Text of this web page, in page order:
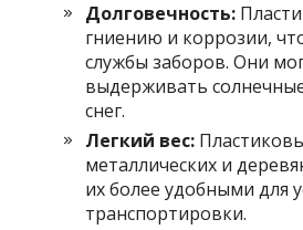
Долговечность:
гниению и коррозии,
службы заборов. Они
выдерживать
снег.
Легкий вес:
металлических и
их более удобными для
транспортировки.